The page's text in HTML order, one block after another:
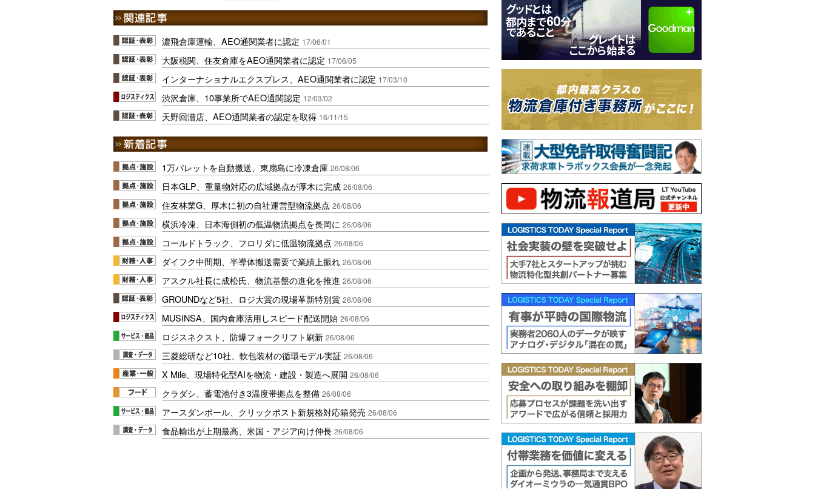
濃飛倉庫運輸、AEO通関業者に認定 17/06/01
大阪税関、住友倉庫をAEO通関業者に認定 17/06/05
インターナショナルエクスプレス、AEO通関業者に認定 17/03/10
渋沢倉庫、10事業所でAEO通関認定 12/03/02
天野回漕店、AEO通関業者の認定を取得 16/11/15
1万パレットを自動搬送、東扇島に冷凍倉庫 26/08/06
日本GLP、重量物対応の広域拠点が厚木に完成 26/08/06
住友林業G、厚木に初の自社運営型物流拠点 26/08/06
横浜冷凍、日本海側初の低温物流拠点を長岡に 26/08/06
コールドトラック、フロリダに低温物流拠点 26/08/06
ダイフク中間期、半導体搬送需要で業績上振れ 26/08/06
アスクル社長に成松氏、物流基盤の進化を推進 26/08/06
GROUNDなど5社、ロジ大賞の現場革新特別賞 26/08/06
MUSINSA、国内倉庫活用しスピード配送開始 26/08/06
ロジスネクスト、防爆フォークリフト刷新 26/08/06
三菱総研など10社、軟包装材の循環モデル実証 26/08/06
X Mile、現場特化型AIを物流・建設・製造へ展開 26/08/06
クラダシ、蓄電池付き3温度帯拠点を整備 26/08/06
アースダンボール、クリックポスト新規格対応箱発売 26/08/06
食品輸出が上期最高、米国・アジア向け伸長 26/08/06